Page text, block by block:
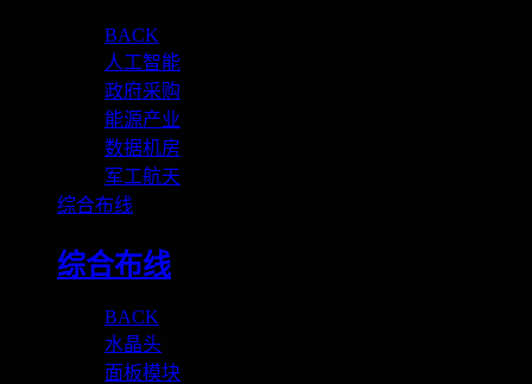
BACK
人工智能
政府采购
能源产业
数据机房
军工航天
综合布线
综合布线
BACK
水晶头
面板模块